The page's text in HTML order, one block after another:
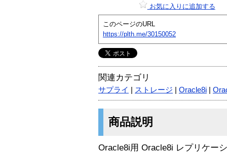
お気に入りに追加する
このページのURL
https://plth.me/30150052
関連カテゴリ
サプライ ストレージ Oracle8i
商品説明
Oracle8i用 Oracle8i レプリケー